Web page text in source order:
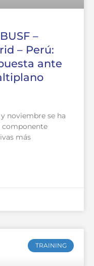
–
– Perú:
ante
noviembre se ha
componente
más
TRAINING